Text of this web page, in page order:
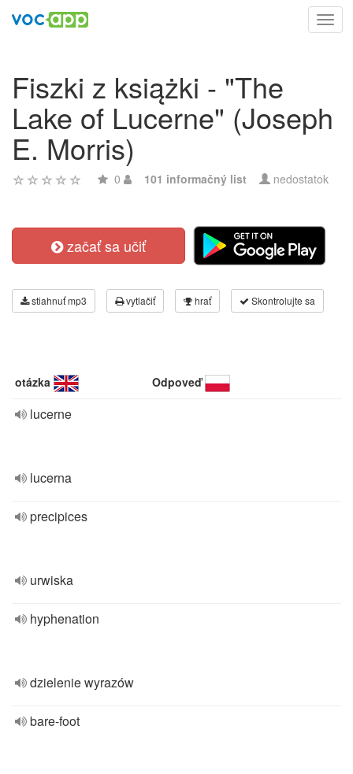
Fiszki z książki - "The
Lake of Lucerne" (Joseph
E. Morris)
0 101 informačný list nedostatok
začať sa učiť
stiahnuť mp3 vytlačiť hrať Skontrolujte sa
otázka Odpoveď
lucerne
lucerna
precipices
urwiska
hyphenation
dzielenie wyrazów
bare-foot